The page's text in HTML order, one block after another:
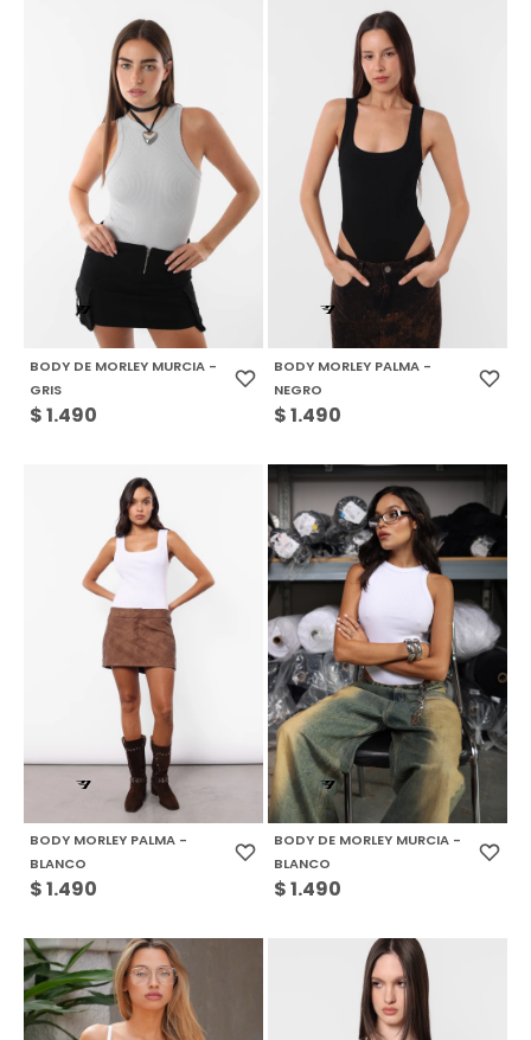
BODY DE MORLEY MURCIA -
GRIS
$1.490
BODY MORLEY PALMA -
NEGRO
$1.490
BODY MORLEY PALMA -
BLANCO
$1.490
BODY DE MORLEY MURCIA -
BLANCO
$1.490